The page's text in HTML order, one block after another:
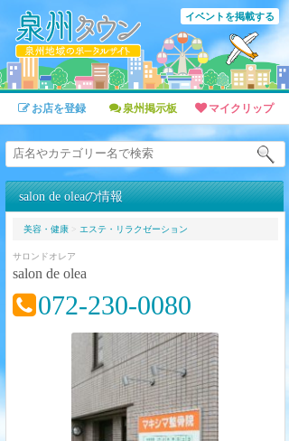
イベントを掲載する
お店を登録 泉州掲示板 マイクリップ
salon de oleaの情報
美容・健康> エステ・リラクゼーション
サロンドオレア
salon de olea
072-230-0080